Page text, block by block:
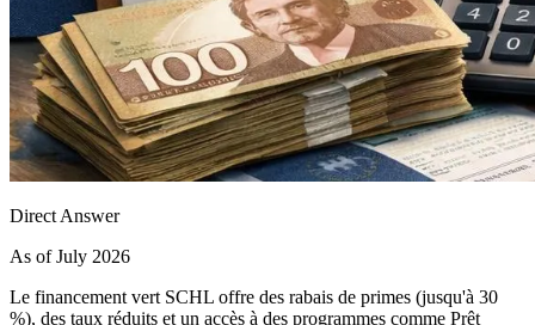
Direct Answer
As of July 2026
Le financement vert SCHL offre des rabais de primes (jusqu'à 30
%), des taux réduits et un accès à des programmes comme Prêt